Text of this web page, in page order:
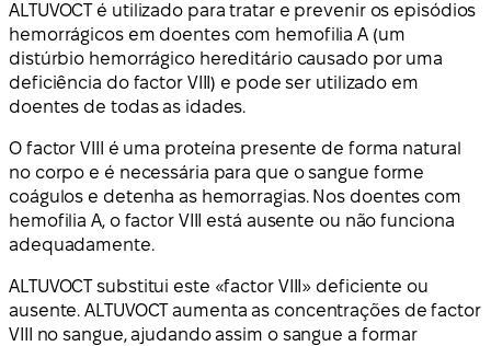
ALTUVOCT é utilizado para tratar e prevenir os episódios
hemorrágicos em doentes com hemofilia A (um
distúrbio hemorrágico hereditário causado por uma
deficiência do factor VIII) e pode ser utilizado em
doentes de todas as idades.
O factor VIII é uma proteína presente de forma natural
no corpo e é necessária para que o sangue forme
coágulos e detenha as hemorragias. Nos doentes com
hemofilia A, o factor VIII está ausente ou não funciona
adequadamente.
ALTUVOCT substitui este «factor VIII» deficiente ou
ausente. ALTUVOCT aumenta as concentrações de factor
VIII no sangue, ajudando assim o sangue a formar